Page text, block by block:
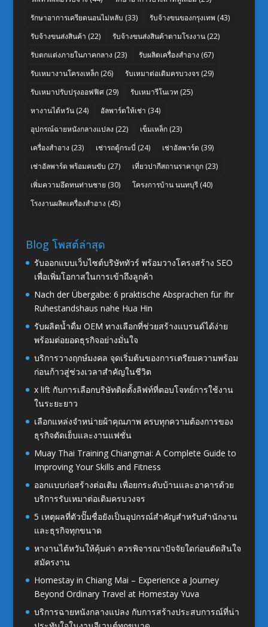
รักษาอาการเครียดนอนไม่หลับ (33) รับจ้างขนของกรุงเทพ (43)
รับจ้างขนส่งสินค้า (22) รับจ้างขนส่งสินค้าตามโรงงาน(22)
รับตกแต่งภายในภาคกลาง (23) รับผลิตเครื่องสำอาง (67)
รับเหมางานโครงเหล็ก(26) รับเหมาต่อเติมครบวงจร(29)
รับเหมาปรับปรุงออฟฟิศ(29) รับเหมารีโนเวท (25)
หางานไต้หวัน(24) อัลพาร์ดให้เช่า (34)
อุปกรณ์ฉายหนังกลางแปลง (22) เข็มเหล็ก(23)
เครื่องสำอาง (23) เช่ารถตู้กระบี่ (24) เช่าอัลพาร์ด (39)
เช่าอัลพาร์ด พร้อมคนขับ (27) เที่ยวปากีสถานราคาถูก(23)
เพิ่มความอึดทนท่านชาย (30) โครงการบ้าน นนทบุรี(40)
โรงงานผลิตเครื่องสำอาง (45)
Blog โพสต์ล่าสุด
รับออกแบบเว็บไซต์บริษัททัวร์ พร้อมวางโครงสร้าง SEO
เพื่อเพิ่มโอกาสในการเข้าถึงลูกค้า
Nach der Übergabe: 6 praktische Absprachen für Ihr
Ruhestandshaus nahe Hua Hin
รับผลิตน้ำดื่ม OEM ทางเลือกที่ช่วยสร้างแบรนด์ได้ง่าย
พร้อมต่อยอดธุรกิจอย่างมั่นใจ
บริการวางฤกษ์มงคล จุดเริ่มต้นของการเตรียมความพร้อม
ก่อนก้าวสู่ช่วงเวลาสำคัญในชีวิต
x lift กับการเลือกบริษัทติดตั้งลิฟท์ที่ตอบโจทย์การใช้งาน
ในระยะยาว
เลือกแหล่งจำหน่ายผ้าคุณภาพ ครบทุกความต้องการของ
ธุรกิจตัดเย็บและงานแฟชั่น
Muay Thai Training Chiangmai: A Complete Guide to
Improving Your Skills and Fitness
ออกแบบก่อสร้างต่อเติม เพื่อยกระดับบ้านและอาคารด้วย
บริการรับเหมาต่อเติมครบวงจร
5 เหตุผลที่ตัวปั๊มชื่อยังเป็นอุปกรณ์สำคัญสำหรับสำนักงาน
และธุรกิจทุกขนาด
หางานไต้หวันให้คุ้มค่า ควรพิจารณาปัจจัยใดก่อนตัดสินใจ
สมัครงาน
Homestay in Chiang Mai – Experience a Journey
Beyond Ordinary Travel at Homestay Yuva
บริการฉายหนังกลางแปลง กับการสร้างประสบการณ์ที่น่า